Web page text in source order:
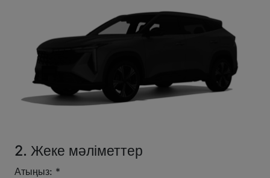
2. Жеке мәліметтер
Атыңыз: *